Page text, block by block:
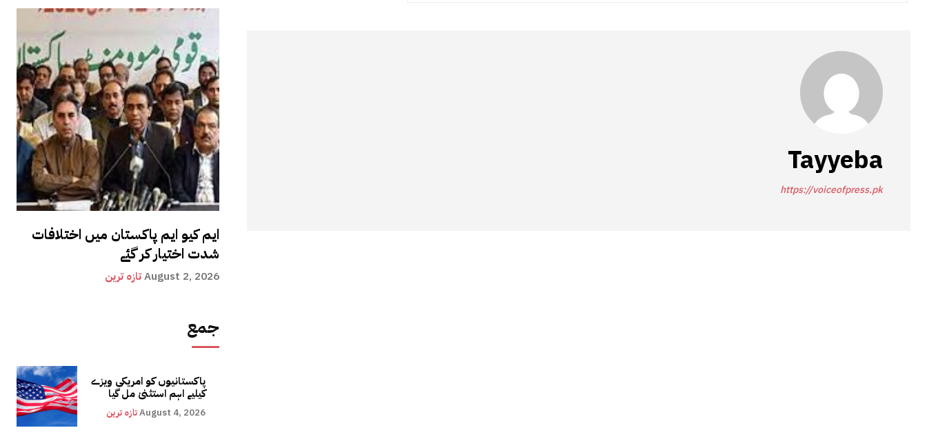
ایم کیو ایم پاکستان میں اختلافات
شدت اختیار کر گئے
تازہ ترینAugust 2, 2026
جمع
پاکستانیوں کو امریکی ویزے
کیلیے اہم استثنیٰ مل گیا
تازہ ترینAugust 4, 2026
Tayyeba
https://voiceofpress.pk